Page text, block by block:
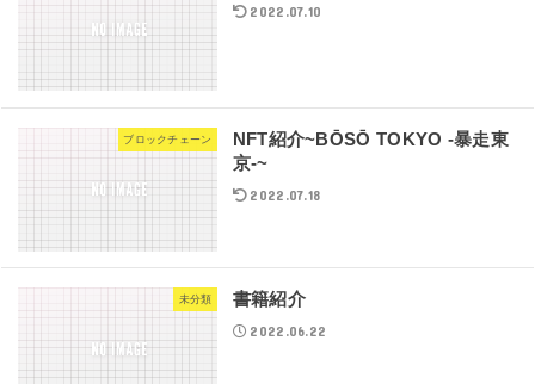
2022.07.10
ブロックチェーン
NFT紹介~BŌSŌ TOKYO -暴走東
京-~
2022.07.18
未分類 書籍紹介
2022.06.22